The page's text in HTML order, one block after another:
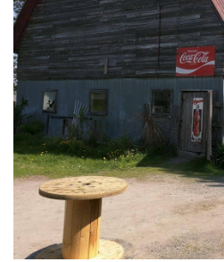
Fenêtres
Chaises
Contact
Contactez nous!